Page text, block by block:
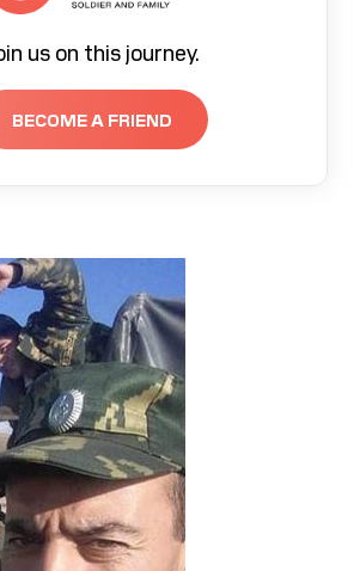
us on this journey.
BECOME A FRIEND